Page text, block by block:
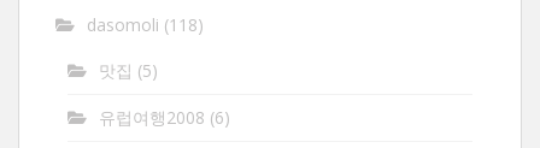
dasomoli (118)
맛집 (5)
유럽여행2008 (6)